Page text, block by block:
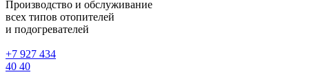
Производство и обслуживание
всех типов отопителей
и подогревателей
+7 927 434
40 40